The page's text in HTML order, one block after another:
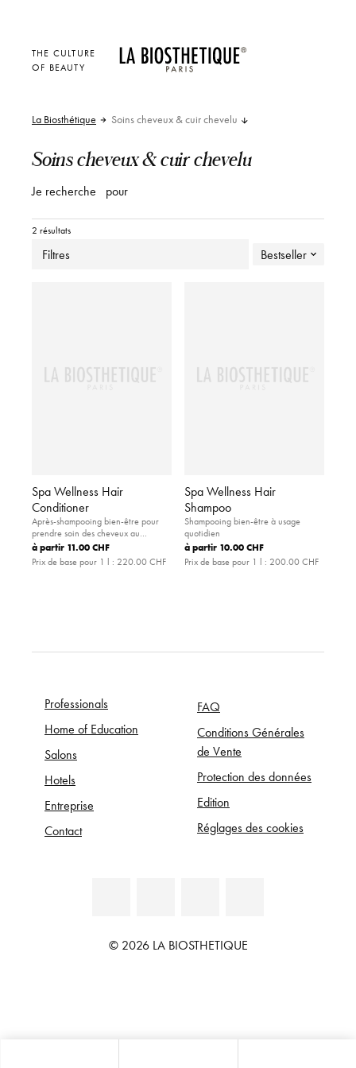
THE CULTURE
OF BEAUTY
La Biosthétique Soins cheveux & cuir chevelu
Soins cheveux & cuir chevelu
Je recherche pour
2 résultats
Filtres Bestseller
Spa Wellness Hair
Conditioner
Après-shampooing bien-être pour
prendre soin des cheveux au
quotidien.
à partir 11.00 CHF
Prix de base pour 1 l : 220.00 CHF
Spa Wellness Hair
Shampoo
Shampooing bien-être à usage
quotidien
à partir 10.00 CHF
Prix de base pour 1 l : 200.00 CHF
Professionals
Home of Education
Salons
Hotels
Entreprise
Contact
FAQ
Conditions Générales
de Vente
Protection des données
Edition
Réglages des cookies
© 2026 LA BIOSTHETIQUE